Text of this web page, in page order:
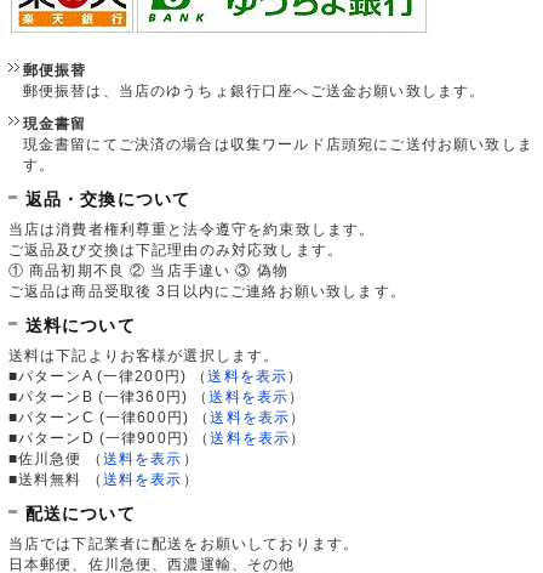
郵便振替
郵便振替は、当店のゆうちょ銀行口座へご送金お願い致します。
現金書留
現金書留にてご決済の場合は収集ワールド店頭宛にご送付お願い致しま
す。
返品・交換について
当店は消費者権利尊重と法令遵守を約束致します。
ご返品及び交換は下記理由のみ対応致します。
① 商品初期不良 ② 当店手違い ③ 偽物
ご返品は商品受取後 3日以内にご連絡お願い致します。
送料について
送料は下記よりお客様が選択します。
■パターンA (一律200円)
（送料を表示 ）
■パターンB (一律360円)
（送料を表示 ）
■パターンC (一律600円)
（送料を表示 ）
■パターンD (一律900円)
（送料を表示 ）
■佐川急便
（ 送料を表示 ）
■送料無料
（ 送料を表示 ）
配送について
当店では下記業者に配送をお願いしております。
日本郵便、佐川急便、西濃運輸、その他